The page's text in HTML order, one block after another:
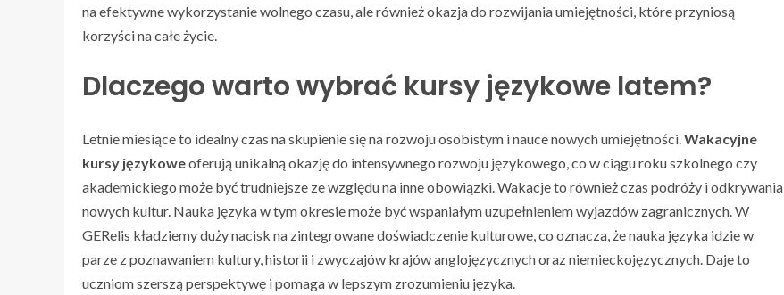
na efektywne wykorzystanie wolnego czasu, ale również okazja do rozwijania umiejętności, które przyniosą
korzyści na całe życie.
Dlaczego warto wybrać kursy językowe latem?
Letnie miesiące to idealny czas na skupienie się na rozwoju osobistym i nauce nowych umiejętności. Wakacyjne
kursy językoweoferują unikalną okazję do intensywnego rozwoju językowego, co w ciągu roku szkolnego czy
akademickiego może być trudniejsze ze względu na inne obowiązki. Wakacje to również czas podróży i odkrywania
nowych kultur. Nauka języka w tym okresie może być wspaniałym uzupełnieniem wyjazdów zagranicznych. W
GERelis kładziemy duży nacisk na zintegrowane doświadczenie kulturowe, co oznacza, że nauka języka idzie w
parze z poznawaniem kultury, historii i zwyczajów krajów anglojęzycznych oraz niemieckojęzycznych. Daje to
uczniom szerszą perspektywę i pomaga w lepszym zrozumieniu języka.